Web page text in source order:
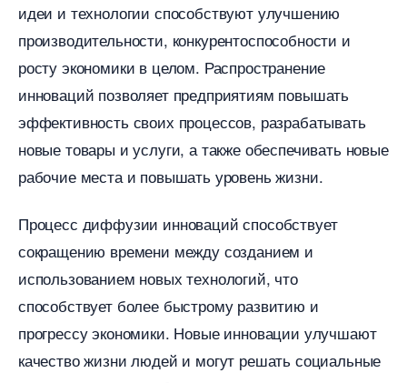
идеи и технологии способствуют улучшению
производительности, конкурентоспособности и
росту экономики в целом.​ Распространение
инноваций позволяет предприятиям повышать
эффективность своих процессов, разрабатывать
новые товары и услуги, а также обеспечивать новые
рабочие места и повышать уровень жизни.​
Процесс диффузии инноваций способствует
сокращению времени между созданием и
использованием новых технологий, что
способствует более быстрому развитию и
прогрессу экономики.​ Новые инновации улучшают
качество жизни людей и могут решать социальные